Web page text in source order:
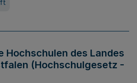
Hochschulen des Landes
(Hochschulgesetz -